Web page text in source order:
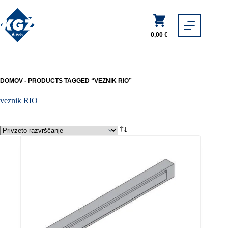
content
Shopping
cart
0,00€
DOMOV - PRODUCTS TAGGED “VEZNIK RIO”
veznik RIO